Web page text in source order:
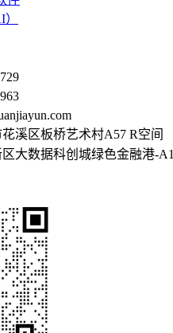
溪区板桥艺术村A57 R空间
大数据科创城绿色金融港-